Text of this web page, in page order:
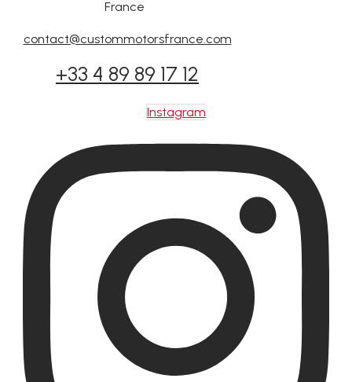
France
contact@custommotorsfrance.com
+33 4 89 89 17 12
Instagram